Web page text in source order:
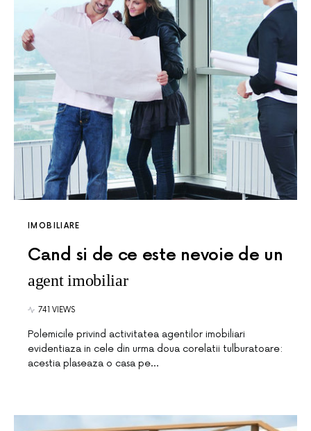
IMOBILIARE
Cand si de ce este nevoie de un
agent imobiliar
741 VIEWS
Polemicile privind activitatea agentilor imobiliari
evidentiaza in cele din urma doua corelatii tulburatoare:
acestia plaseaza o casa pe…